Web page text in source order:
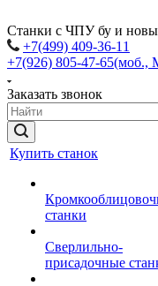
Станки с ЧПУ бу и
+7(499) 409-36-11
+7(926) 805-47-65(моб.,
Заказать звонок
Купить станок
станки
Сверлильно-
присадочные